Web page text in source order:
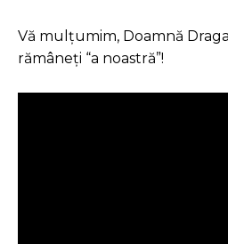
Vă mulțumim, Doamnă
rămâneți “a noastră”!